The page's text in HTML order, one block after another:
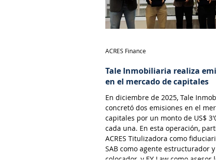
Tale Inmobiliaria realiza
en el mercado de capitales
En diciembre de 2025, Tale
concretó dos emisiones en el
capitales por un monto de US$
cada una. En esta operación,
ACRES Titulizadora como
SAB como agente estructurador y
colocador, y EY Law como asesor
ACRES Finance